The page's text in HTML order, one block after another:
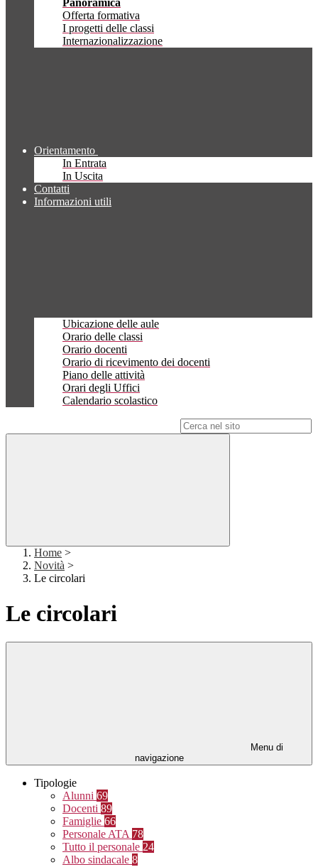
Panoramica
Offerta formativa
I progetti delle classi
Internazionalizzazione
Orientamento
In Entrata
In Uscita
Contatti
Informazioni utili
Ubicazione delle aule
Orario delle classi
Orario docenti
Orario di ricevimento dei docenti
Piano delle attività
Orari degli Uffici
Calendario scolastico
Home >
Novità >
Le circolari
Le circolari
Menu di
navigazione
Tipologie
Alunni 69
Docenti 89
Famiglie 66
Personale ATA 78
Tutto il personale 24
Albo sindacale 8